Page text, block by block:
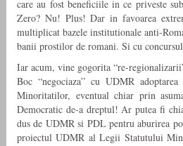
care au fost beneficiile in ce priveste
Zero? Nu! Plus! Dar in favoarea
multiplicat bazele institutionale anti-
banii prostilor de romani. Si cu
Iar acum, vine gogorita “re-
Boc “negociaza” cu UDMR
Minoritatilor, eventual chiar prin
Democratic de-a dreptul! Ar putea fi
dus de UDMR si PDL pentru aburirea
proiectul UDMR al Legii Statutului